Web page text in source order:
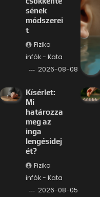
sének
módszerei
t
Fizika
infók - Kata
2026-08-08
Kísérlet:
Mi
határozza
meg az
inga
lengésidej
ét?
Fizika
infók - Kata
2026-08-05